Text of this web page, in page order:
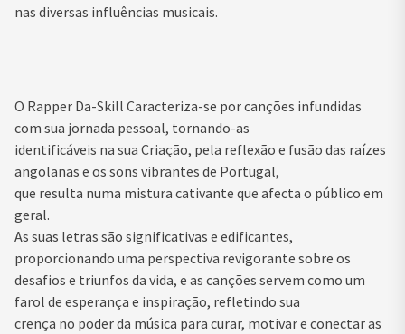
nas diversas influências musicais.
O Rapper Da-Skill Caracteriza-se por canções infundidas
com sua jornada pessoal, tornando-as
identificáveis na sua Criação, pela reflexão e fusão das raízes
angolanas e os sons vibrantes de Portugal,
que resulta numa mistura cativante que afecta o público em
geral.
As suas letras são significativas e edificantes,
proporcionando uma perspectiva revigorante sobre os
desafios e triunfos da vida, e as canções servem como um
farol de esperança e inspiração, refletindo sua
crença no poder da música para curar, motivar e conectar as